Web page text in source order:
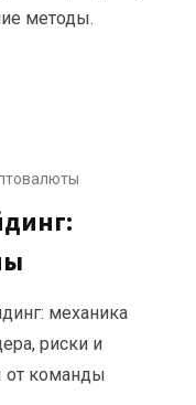
методы.
механика
риски и
от команды